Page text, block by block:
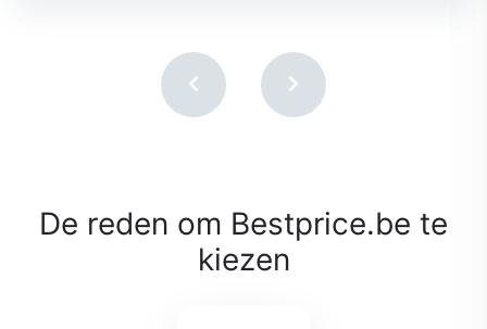
De reden om Bestprice.be te
kiezen